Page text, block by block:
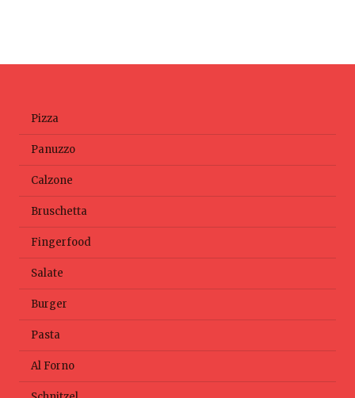
Pizza
Panuzzo
Calzone
Bruschetta
Fingerfood
Salate
Burger
Pasta
Al Forno